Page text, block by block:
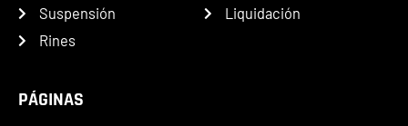
Suspensión
Rines
Liquidación
PÁGINAS